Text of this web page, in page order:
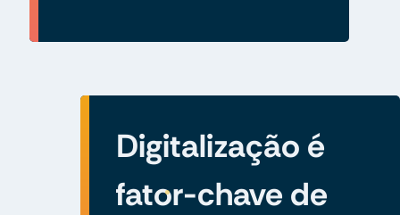
Digitalização é
fator-chave de